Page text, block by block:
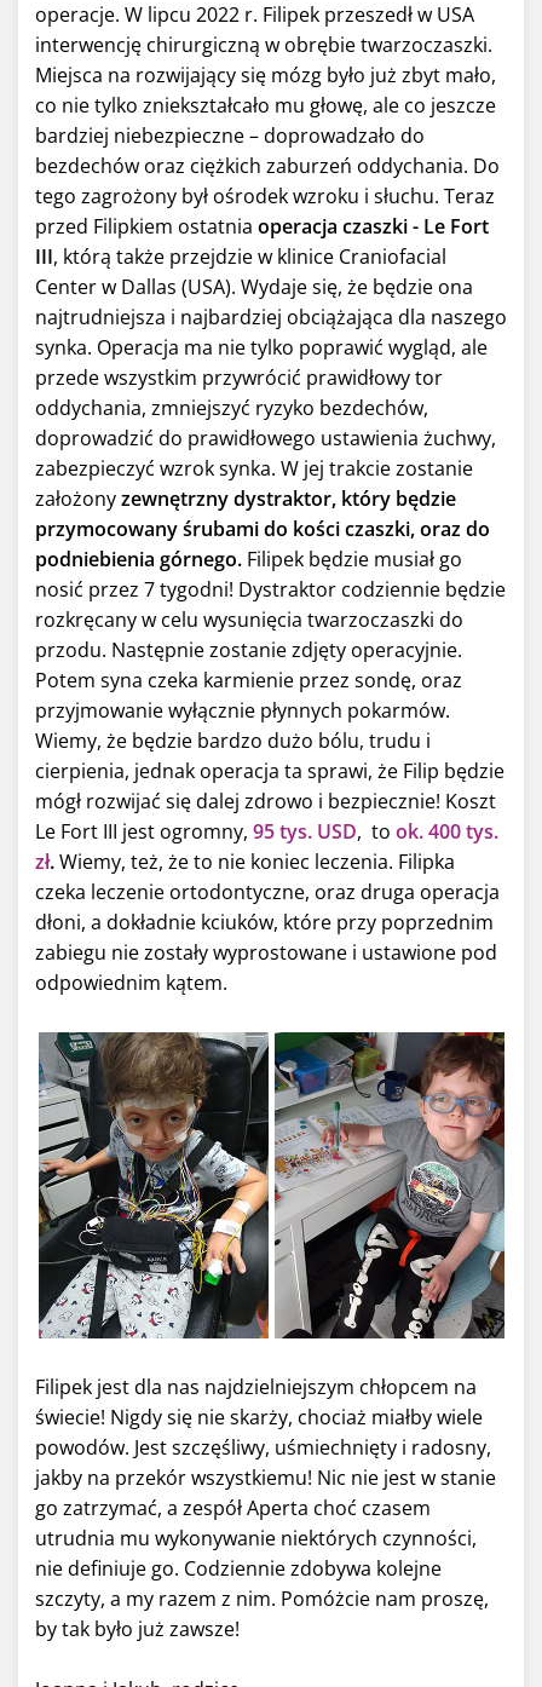
operacje. W lipcu 2022 r. Filipek przeszedł w USA
interwencję chirurgiczną w obrębie twarzoczaszki.
Miejsca na rozwijający się mózg było już zbyt mało,
co nie tylko zniekształcało mu głowę, ale co jeszcze
bardziej niebezpieczne – doprowadzało do
bezdechów oraz ciężkich zaburzeń oddychania. Do
tego zagrożony był ośrodek wzroku i słuchu. Teraz
przed Filipkiem ostatnia operacja czaszki - Le Fort
III, którą także przejdzie w klinice Craniofacial
Center w Dallas (USA). Wydaje się, że będzie ona
najtrudniejsza i najbardziej obciążająca dla naszego
synka. Operacja ma nie tylko poprawić wygląd, ale
przede wszystkim przywrócić prawidłowy tor
oddychania, zmniejszyć ryzyko bezdechów,
doprowadzić do prawidłowego ustawienia żuchwy,
zabezpieczyć wzrok synka. W jej trakcie zostanie
założonyzewnętrzny dystraktor, który będzie
przymocowany śrubami do kości czaszki, oraz do
podniebienia górnego. Filipek będzie musiał go
nosić przez 7 tygodni! Dystraktor codziennie będzie
rozkręcany w celu wysunięcia twarzoczaszki do
przodu. Następnie zostanie zdjęty operacyjnie.
Potem syna czeka karmienie przez sondę, oraz
przyjmowanie wyłącznie płynnych pokarmów.
Wiemy, że będzie bardzo dużo bólu, trudu i
cierpienia, jednak operacja ta sprawi, że Filip będzie
mógł rozwijać się dalej zdrowo i bezpiecznie! Koszt
Le Fort III jest ogromny, 95 tys. USD, to ok. 400 tys.
zł.Wiemy, też, że to nie koniec leczenia. Filipka
czeka leczenie ortodontyczne, oraz druga operacja
dłoni, a dokładnie kciuków, które przy poprzednim
zabiegu nie zostały wyprostowane i ustawione pod
odpowiednim kątem.
Filipek jest dla nas najdzielniejszym chłopcem na
świecie! Nigdy się nie skarży, chociaż miałby wiele
powodów. Jest szczęśliwy, uśmiechnięty i radosny,
jakby na przekór wszystkiemu! Nic nie jest w stanie
go zatrzymać, a zespół Aperta choć czasem
utrudnia mu wykonywanie niektórych czynności,
nie definiuje go. Codziennie zdobywa kolejne
szczyty, a my razem z nim. Pomóżcie nam proszę,
by tak było już zawsze!